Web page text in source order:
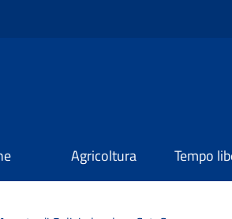
Agricoltura Tempo